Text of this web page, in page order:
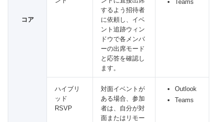
コア
するよう招待者
に依頼し、イベ
ント追跡ウィン
ドウで各メンバ
ーの出席モード
と応答を確認し
ます。
Teams
ハイブリ
ッド
RSVP
対面イベントが
ある場合、参加
者は、自分が対
面またはリモー
Outlook
Teams